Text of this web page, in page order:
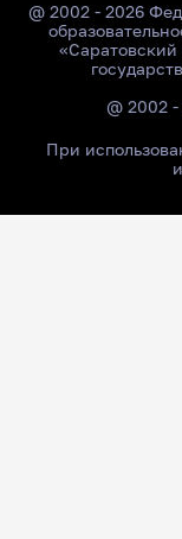
@ 2002 - 2026
@ 2002
При